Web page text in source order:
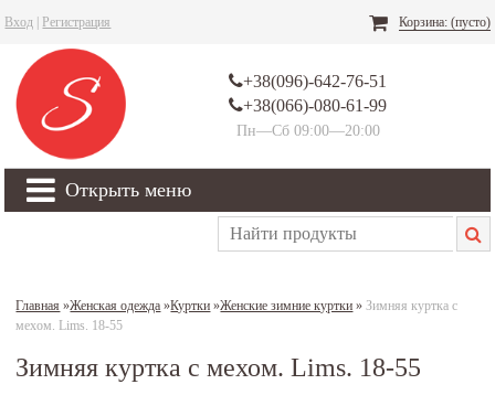
Вход Регистрация Корзина: (пусто)
+38(096)-642-76-51
+38(066)-080-61-99
Пн—Сб 09:00—20:00
Открыть меню
Главная »Женская одежда »Куртки »Женские зимние куртки »Зимняя куртка с
мехом. Lims. 18-55
Зимняя куртка с мехом. Lims. 18-55